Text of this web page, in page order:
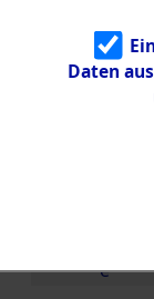
g
5.3.3
e
Daten